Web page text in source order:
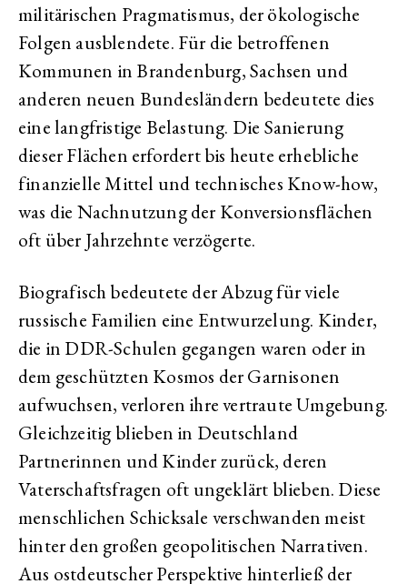
militärischen Pragmatismus, der ökologische
Folgen ausblendete. Für die betroffenen
Kommunen in Brandenburg, Sachsen und
anderen neuen Bundesländern bedeutete dies
eine langfristige Belastung. Die Sanierung
dieser Flächen erfordert bis heute erhebliche
finanzielle Mittel und technisches Know-how,
was die Nachnutzung der Konversionsflächen
oft über Jahrzehnte verzögerte.
Biografisch bedeutete der Abzug für viele
russische Familien eine Entwurzelung. Kinder,
die in DDR-Schulen gegangen waren oder in
dem geschützten Kosmos der Garnisonen
aufwuchsen, verloren ihre vertraute Umgebung.
Gleichzeitig blieben in Deutschland
Partnerinnen und Kinder zurück, deren
Vaterschaftsfragen oft ungeklärt blieben. Diese
menschlichen Schicksale verschwanden meist
hinter den großen geopolitischen Narrativen.
Aus ostdeutscher Perspektive hinterließ der